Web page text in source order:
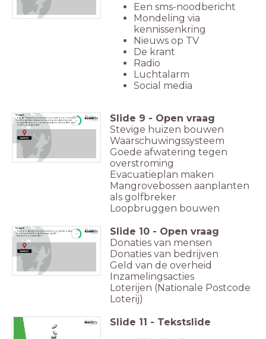
Een sms-noodbericht
Mondeling via
kennissenkring
Nieuws op TV
De krant
Radio
Luchtalarm
Social media
Op de Filipijnen komen tyfoons vaak voor. Hoe kan
het Rode Kruis helpen te voorkomen dat er bij een
volgende tyfoon zoveel schade en slachtoffers zijn?
Geef 3 voorbeelden.
Vraag 2.
1:30 Slide 9 - Open vraag
Stevige huizen bouwen
Waarschuwingssysteem
Goede afwatering tegen
overstroming
Evacuatieplan maken
Mangrovebossen aanplanten
als golfbreker
Loopbruggen bouwen
Om noodhulp te kunnen verlenen is er geld nodig.
Hoe komt het Rode Kruis aan geld?
Noem 3 voorbeelden.
Vraag 3.
1:30 Slide 10 - Open vraag
Donaties van mensen
Donaties van bedrijven
Geld van de overheid
Inzamelingsacties
Loterijen (Nationale Postcode
Loterij)
Slide 11 - Tekstslide